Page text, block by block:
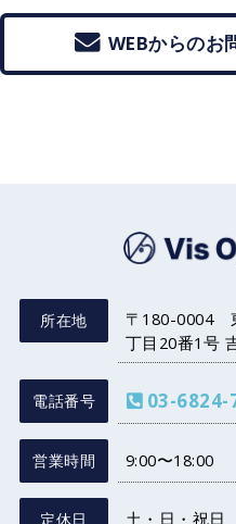
WEBからのお
所在地
〒180-0004
丁目20番1号
電話番号 03-6824-
営業時間 9:00〜18:00
定休日 土・日・祝日